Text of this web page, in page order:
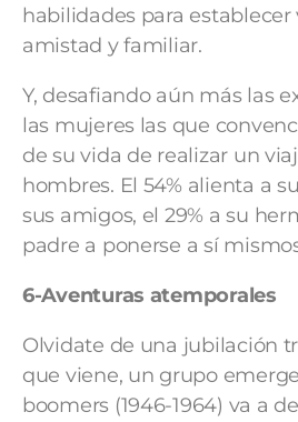
habilidades para establecer
amistad y familiar.
Y, desafiando aún más las
las mujeres las que
de su vida de realizar un
hombres. El 54% alienta a
sus amigos, el 29% a su
padre a ponerse a sí
6-Aventuras atemporales
Olvidate de una jubilación
que viene, un grupo
boomers (1946-1964) va a